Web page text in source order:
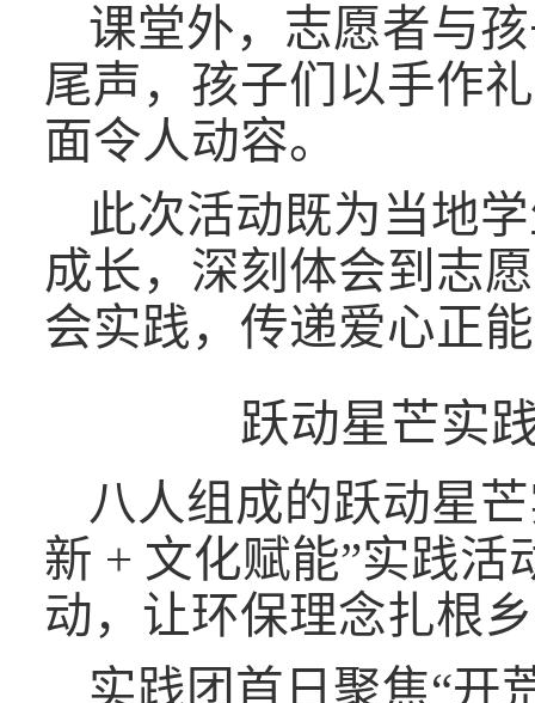
课堂外，志愿者与
尾声，孩子们以手作
面令人动容。
此次活动既为当地
成长，深刻体会到志
会实践，传递爱心正
跃动星芒实
八人组成的跃动星
新 + 文化赋能”实践
动，让环保理念扎根
实践团首日聚焦“开